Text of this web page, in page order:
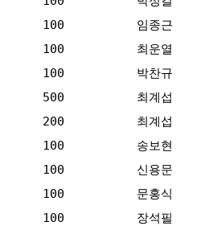
100 임종근
100 최운열
100 박찬규
500 최계섭
200 최계섭
100 송보현
100 신용문
100 문홍식
100 장석필